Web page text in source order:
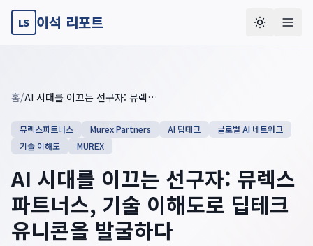
LS 이석 리포트
홈/ AI 시대를 이끄는 선구자: 뮤렉스파트너스, 기술 이해도로 딥테크 유니콘을 발굴하다
뮤렉스파트너스 Murex Partners AI 딥테크
글로벌 AI 네트워크
기술 이해도
MUREX
AI 시대를 이끄는 선구자: 뮤렉스
파트너스, 기술 이해도로 딥테크
유니콘을 발굴하다